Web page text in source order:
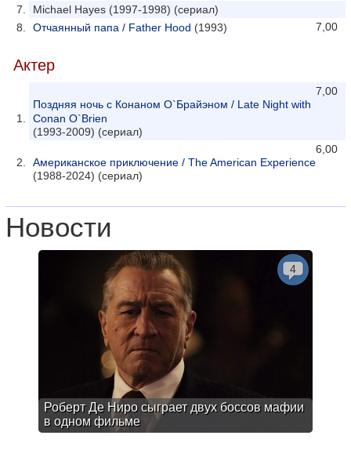
Michael Hayes (1997-1998) (сериал)
7,00
Отчаянный папа / Father Hood (1993)
Актер
7,00
Поздняя ночь с Конаном О`Брайэном / Late Night with
Conan O`Brien
(1993-2009) (сериал)
6,00
Американское приключение / The American Experience
(1988-2024) (сериал)
Новости
Роберт Де Ниро сыграет двух боссов мафии
в одном фильме
4